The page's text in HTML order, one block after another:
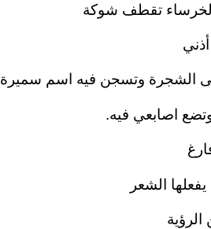
تقطف شوكة
الشجرة وتسجن فيه اسم سميرة
اصابعي فيه.
الشعر
الرؤية